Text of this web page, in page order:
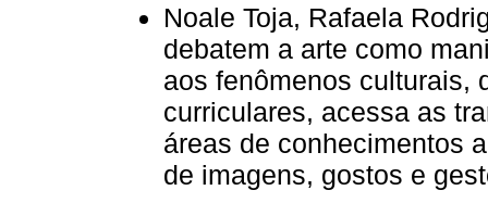
Noale Toja, Rafaela
debatem a arte como
aos fenômenos culturais,
curriculares, acessa as
áreas de conhecimentos
de imagens, gostos e